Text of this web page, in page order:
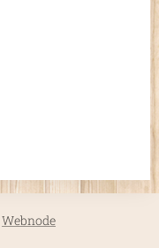
Webnode